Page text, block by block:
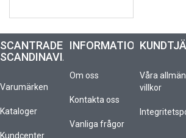
SCANTRADE
SCANDINAVIA
Varumärken
Kataloger
Kundcenter
INFORMATION
Om oss
Kontakta oss
Vanliga frågor
Våra
villkor